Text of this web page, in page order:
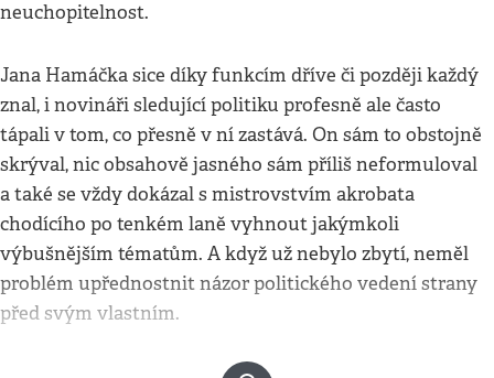
neuchopitelnost.
Jana Hamáčka sice díky funkcím dříve či později každý
znal, i novináři sledující politiku profesně ale často
tápali v tom, co přesně v ní zastává. On sám to obstojně
skrýval, nic obsahově jasného sám příliš neformuloval
a také se vždy dokázal s mistrovstvím akrobata
chodícího po tenkém laně vyhnout jakýmkoli
výbušnějším tématům. A když už nebylo zbytí, neměl
problém upřednostnit názor politického vedení strany
před svým vlastním.